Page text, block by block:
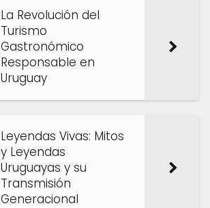
La Revolución del
Turismo
Gastronómico
Responsable en
Uruguay
Leyendas Vivas: Mitos
y Leyendas
Uruguayas y su
Transmisión
Generacional